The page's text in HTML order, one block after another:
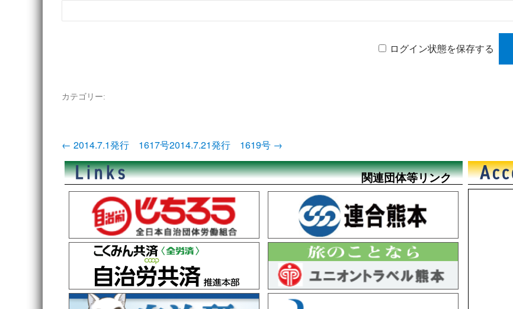
ログイン状態を保存する
カテゴリー:
投
ナ
ビ
ゲ
← 2014.7.1発行 1617号2014.7.21発行 1619号 →
関連団体等リンク